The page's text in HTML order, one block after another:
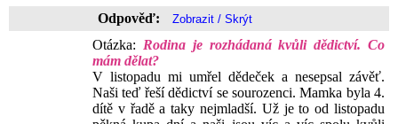
Odpověď:
Otázka: Rodina je rozhádaná kvůli dědictví. Co
mám dělat?
V listopadu mi umřel dědeček a nesepsal závěť.
Naši teď řeší dědictví se sourozenci. Mamka byla 4.
dítě v řadě a taky nejmladší. Už je to od listopadu